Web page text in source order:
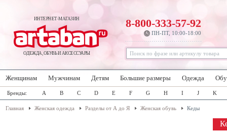
ИНТЕРНЕТ-МАГАЗИН
ОДЕЖДА, ОБУВЬ И АКСЕССУАРЫ
8-800-333-57-92
ПН-ПТ, 10:00-18:00
Женщинам Мужчинам Детям Большие размеры Одежда
Бренды: A B C D E F G H I J K
Главная Женская одежда Разделы от А до Я Женская обувь Кеды